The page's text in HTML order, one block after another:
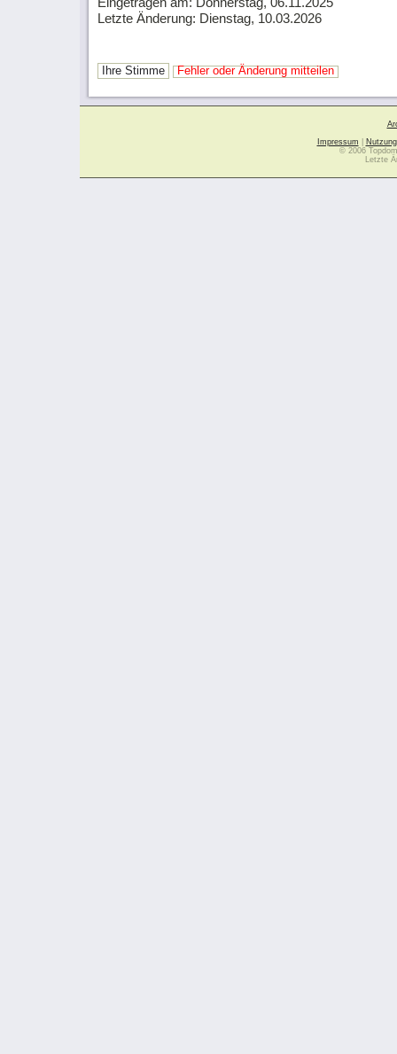
Letzte Änderung: Dienstag, 10.03.2026
Ihre Stimme Fehler oder Änderung mitteilen
Impressum
© 2006
Letzte